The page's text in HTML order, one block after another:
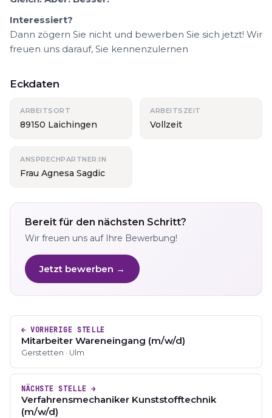
Interessiert?
Dann zögern Sie nicht und bewerben Sie sich jetzt! Wir
freuen uns darauf, Sie kennenzulernen
Eckdaten
ARBEITSORT
89150 Laichingen
ARBEITSZEIT
Vollzeit
ANSPRECHPARTNER:IN
Frau Agnesa Sagdic
Bereit für den nächsten Schritt?
Wir freuen uns auf Ihre Bewerbung!
Jetzt bewerben →
← VORHERIGE STELLE
Mitarbeiter Wareneingang (m/w/d)
Gerstetten · Ulm
NÄCHSTE STELLE →
Verfahrensmechaniker Kunststofftechnik
(m/w/d)